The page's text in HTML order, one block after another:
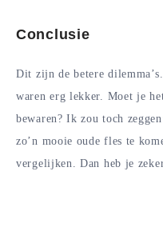
Conclusie
Dit zijn de betere
waren erg lekker. Moet je
bewaren? Ik zou toch
zo’n mooie oude fles te
vergelijken. Dan heb je